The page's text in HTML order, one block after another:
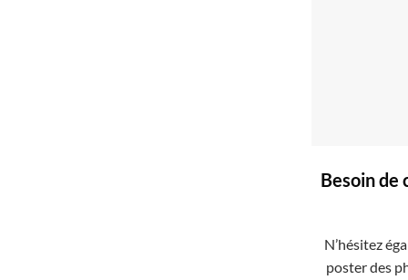
Besoin de
N’hésitez
poster des